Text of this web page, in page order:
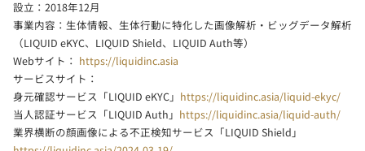
設立：2018年12月
事業内容：生体情報、生体行動に特化した画像解析・ビッグデータ解析
（LIQUID eKYC、LIQUID Shield、LIQUID Auth等）
Webサイト： https://liquidinc.asia
サービスサイト：
身元確認サービス「LIQUID eKYC」 https://liquidinc.asia/liquid-ekyc/
当人認証サービス「LIQUID Auth」 https://liquidinc.asia/liquid-auth/
業界横断の顔画像による不正検知サービス「LIQUID Shield」